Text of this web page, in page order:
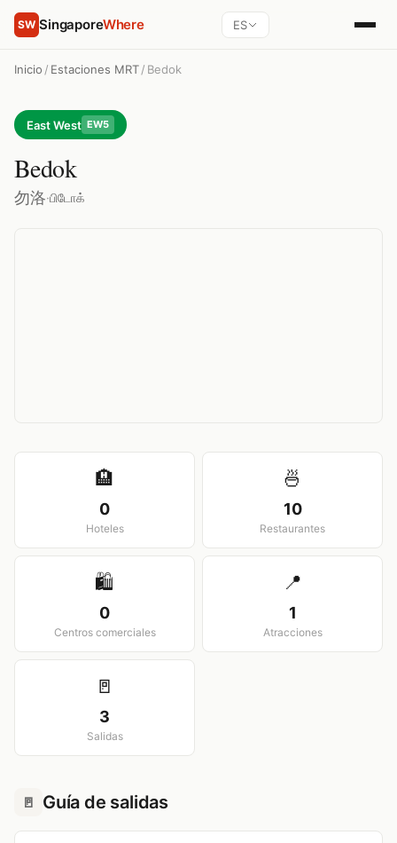
SW SingaporeWhere ES
Inicio / Estaciones MRT/ Bedok
East West EW5
Bedok
勿洛·பிடோக்
🏨
0
Hoteles
🍜
10
Restaurantes
🛍️
0
Centros comerciales
📍
1
Atracciones
🚪
3
Salidas
🚪 Guía de salidas